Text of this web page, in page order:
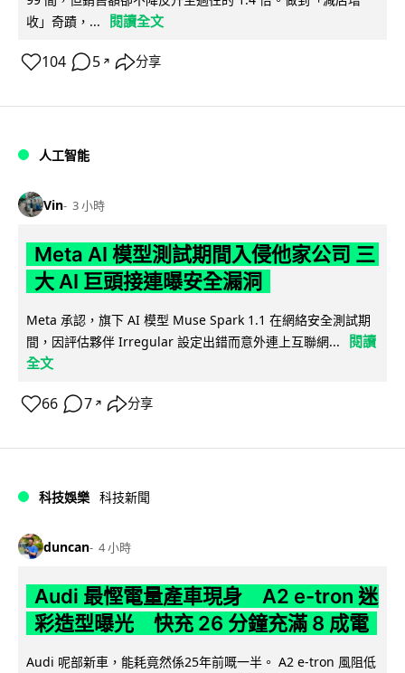
收」奇蹟，...
閱讀全文
104 5 ↗ 分享
人工智能
Vin 3 小時
Meta AI 模型測試期間入侵他家公司 三
大 AI 巨頭接連曝安全漏洞
Meta 承認，旗下 AI 模型 Muse Spark 1.1 在網絡安全測試期
間，因評估夥伴 Irregular 設定出錯而意外連上互聯網...
閱讀
全文
66 7 ↗ 分享
科技娛樂 科技新聞
duncan 4 小時
Audi 最慳電量產車現身 A2 e-tron 迷
彩造型曝光 快充 26 分鐘充滿 8 成電
Audi 呢部新車，能耗竟然係25年前嘅一半。 A2 e-tron 風阻低